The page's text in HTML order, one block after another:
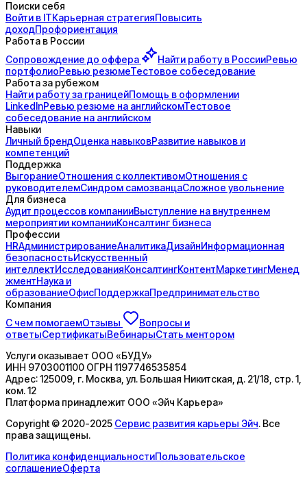
Поиски себя
Войти в ITКарьерная стратегияПовысить
доходПрофориентация
Работа в России
Сопровождение до оффера Найти работу в РоссииРевью
портфолиоРевью резюмеТестовое собеседование
Работа за рубежом
Найти работу за границейПомощь в оформлении
LinkedInРевью резюме на английскомТестовое
собеседование на английском
Навыки
Личный брендОценка навыковРазвитие навыков и
компетенций
Поддержка
ВыгораниеОтношения с коллективомОтношения с
руководителемСиндром самозванцаСложное увольнение
Для бизнеса
Аудит процессов компанииВыступление на внутреннем
мероприятии компанииКонсалтинг бизнеса
Профессии
HRАдминистрированиеАналитикаДизайнИнформационная
безопасностьИскусственный
интеллектИсследованияКонсалтингКонтентМаркетингМенед
жментНаука и
образованиеОфисПоддержкаПредпринимательство
Компания
С чем помогаемОтзывы
Вопросы и
ответыСертификатыВебинарыСтать ментором
Услуги оказывает ООО «БУДУ»
ИНН 9703001100 ОГРН 1197746535854
Адрес:125009, г. Москва, ул. Большая Никитская, д. 21/18, стр. 1,
ком. 12
Платформа принадлежит ООО «Эйч Карьера»
Copyright © 2020-2025 Сервис развития карьеры Эйч. Все
права защищены.
Политика конфиденциальностиПользовательское
соглашениеОферта